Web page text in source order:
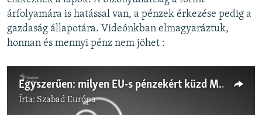
árfolyamára is hatással van, a pénzek érkezése pedig a
gazdaság állapotára. Videónkban elmagyaráztuk,
honnan és mennyi pénz nem jöhet :
Egyszerűen: milyen EU-s pénzekért küzd Magyarország?
Írta: Szabad Európa